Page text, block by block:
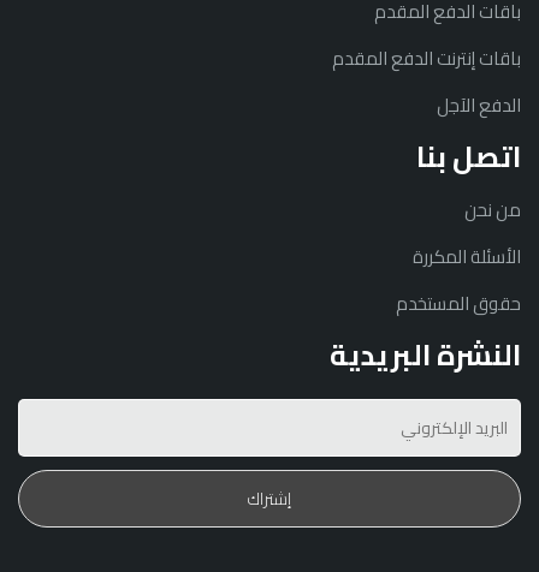
باقات الدفع المقدم
باقات إنترنت الدفع المقدم
الدفع الآجل
اتصل بنا
من نحن
الأسئلة المكررة
حقوق المستخدم
النشرة البريدية